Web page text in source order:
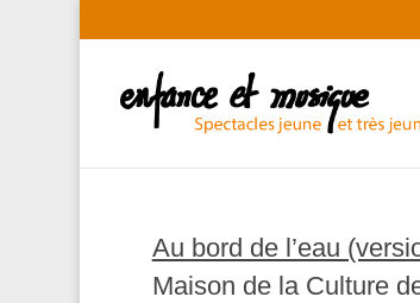
Au bord de l’eau
Maison de la Culture